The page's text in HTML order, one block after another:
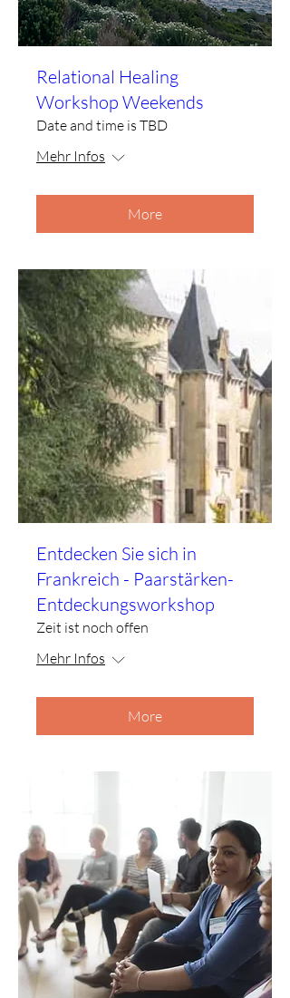
Relational Healing
Workshop Weekends
Date and time is TBD
Mehr Infos
More
Entdecken Sie sich in
Frankreich - Paarstärken-
Entdeckungsworkshop
Zeit ist noch offen
Mehr Infos
More